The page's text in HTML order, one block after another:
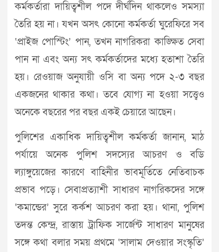
কর্মকর্তারা দায়িত্বশীল পদে দীর্ঘদিন থাকলেও সমস্যা
তৈরি হয় না। যখন অসৎ কোনো কর্মকর্তা ঘুরেফিরে সব
‘প্রাইজ পোস্টিং’ পান, তখন নাগরিকরা কাঙ্ক্ষিত সেবা
পান না এবং অন্য সৎ কর্মকর্তাদের মধ্যে হতাশা তৈরি
হয়। রেওয়াজ অনুযায়ী ওসি বা অন্য পদে ২-৩ বছর
একজনের থাকার কথা। তবে যোগ্য না হওয়া সত্ত্বেও
অনেকে বছরের পর বছর একই চেয়ারে আছেন।
পুলিশের একাধিক দায়িত্বশীল কর্মকর্তা জানান, মাঠ
পর্যায়ে অনেক পুলিশ সদস্যের আচরণ ও বডি
ল্যাঙ্গুয়েজের কারণে বাহিনীর ভাবমূর্তিতে নেতিবাচক
প্রভাব পড়ে। সেবাপ্রত্যাশী সাধারণ নাগরিকদের সঙ্গে
‘কমান্ডের’ সুরে কর্কশ আচরণ করা হয়। থানা, পুলিশ
তদন্ত কেন্দ্র, রাস্তায় ট্রাফিক সার্জেন্ট সাধারণ মানুষের
সঙ্গে কথা বলার সময় প্রথমে ‘সালাম দেওয়ার সংস্কৃতি’